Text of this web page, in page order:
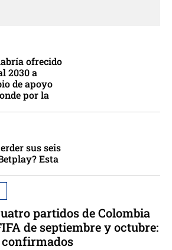
ofrecido
2030 a
de apoyo
por la
sus seis
Esta
partidos de Colombia
de septiembre y octubre: